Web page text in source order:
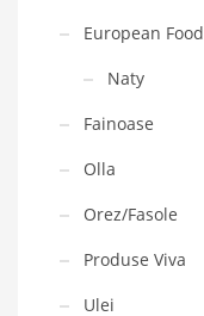
European Food
Naty
Fainoase
Olla
Orez/Fasole
Produse Viva
Ulei